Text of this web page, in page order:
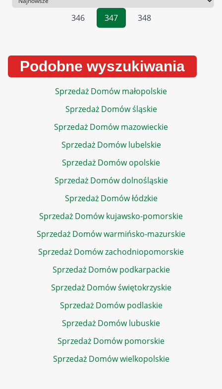
Sortowanie
346
347 348
Podobne wyszukiwania
Sprzedaż Domów małopolskie
Sprzedaż Domów śląskie
Sprzedaż Domów mazowieckie
Sprzedaż Domów lubelskie
Sprzedaż Domów opolskie
Sprzedaż Domów dolnośląskie
Sprzedaż Domów łódzkie
Sprzedaż Domów kujawsko-pomorskie
Sprzedaż Domów warmińsko-mazurskie
Sprzedaż Domów zachodniopomorskie
Sprzedaż Domów podkarpackie
Sprzedaż Domów świętokrzyskie
Sprzedaż Domów podlaskie
Sprzedaż Domów lubuskie
Sprzedaż Domów pomorskie
Sprzedaż Domów wielkopolskie